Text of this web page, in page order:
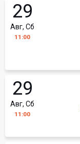
29
Авг, Сб
11:00
29
Авг, Сб
11:00